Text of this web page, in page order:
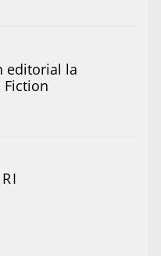
editorial la
Fiction